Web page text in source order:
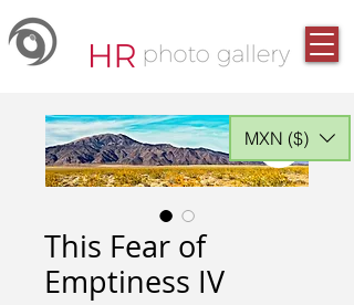
This Fear of
Emptiness IV
MXN ($)